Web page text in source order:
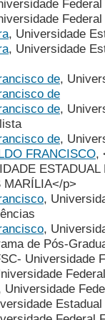
, Universidade
, Universidade
de,
de
de,
de,
FRANCISCO,
MARÍLIA</p>
,
,
de Pós-
Universidade
Universidade